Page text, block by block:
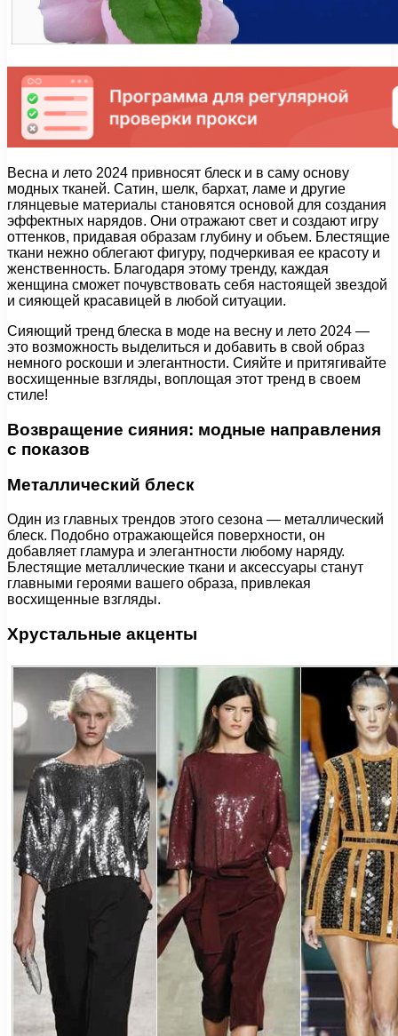
Весна и лето 2024 привносят блеск и в саму основу
модных тканей. Сатин, шелк, бархат, ламе и другие
глянцевые материалы становятся основой для создания
эффектных нарядов. Они отражают свет и создают игру
оттенков, придавая образам глубину и объем. Блестящие
ткани нежно облегают фигуру, подчеркивая ее красоту и
женственность. Благодаря этому тренду, каждая
женщина сможет почувствовать себя настоящей звездой
и сияющей красавицей в любой ситуации.
Сияющий тренд блеска в моде на весну и лето 2024 —
это возможность выделиться и добавить в свой образ
немного роскоши и элегантности. Сияйте и притягивайте
восхищенные взгляды, воплощая этот тренд в своем
стиле!
Возвращение сияния: модные направления
с показов
Металлический блеск
Один из главных трендов этого сезона — металлический
блеск. Подобно отражающейся поверхности, он
добавляет гламура и элегантности любому наряду.
Блестящие металлические ткани и аксессуары станут
главными героями вашего образа, привлекая
восхищенные взгляды.
Хрустальные акценты